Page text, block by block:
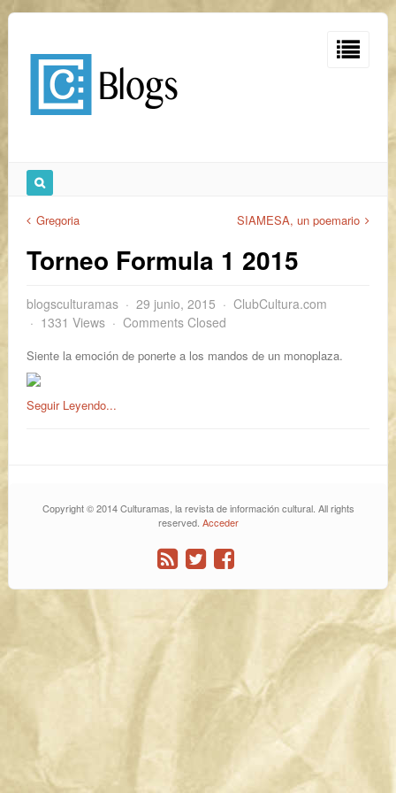
Gregoria SIAMESA, un poemario
Torneo Formula 1 2015
blogsculturamas 29 junio, 2015
ClubCultura.com
1331 Views
Comments Closed
Siente la emoción de ponerte a los mandos de un monoplaza.
Seguir Leyendo...
Copyright © 2014 Culturamas, la revista de información cultural. All rights
reserved. Acceder